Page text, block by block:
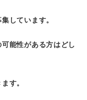
しています。
能性がある方はどし
す。